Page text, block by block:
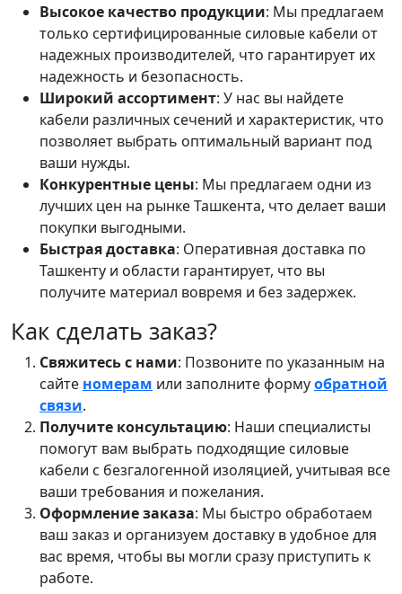
Высокое качество продукции: Мы предлагаем
только сертифицированные силовые кабели от
надежных производителей, что гарантирует их
надежность и безопасность.
Широкий ассортимент: У нас вы найдете
кабели различных сечений и характеристик, что
позволяет выбрать оптимальный вариант под
ваши нужды.
Конкурентные цены: Мы предлагаем одни из
лучших цен на рынке Ташкента, что делает ваши
покупки выгодными.
Быстрая доставка: Оперативная доставка по
Ташкенту и области гарантирует, что вы
получите материал вовремя и без задержек.
Как сделать заказ?
Свяжитесь с нами: Позвоните по указанным на
сайте номерам или заполните формуобратной
связи.
Получите консультацию: Наши специалисты
помогут вам выбрать подходящие силовые
кабели с безгалогенной изоляцией, учитывая все
ваши требования и пожелания.
Оформление заказа: Мы быстро обработаем
ваш заказ и организуем доставку в удобное для
вас время, чтобы вы могли сразу приступить к
работе.